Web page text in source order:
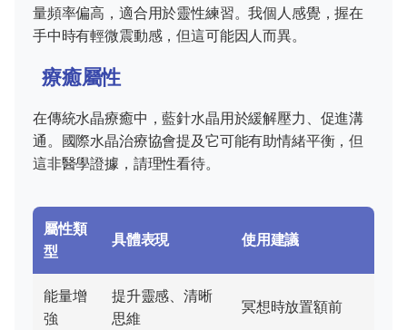
量頻率偏高，適合用於靈性練習。我個人感覺，握在
手中時有輕微震動感，但這可能因人而異。
療癒屬性
在傳統水晶療癒中，藍針水晶用於緩解壓力、促進溝
通。國際水晶治療協會提及它可能有助情緒平衡，但
這非醫學證據，請理性看待。
屬性類
型
具體表現 使用建議
能量增
強
提升靈感、清晰
思維
冥想時放置額前